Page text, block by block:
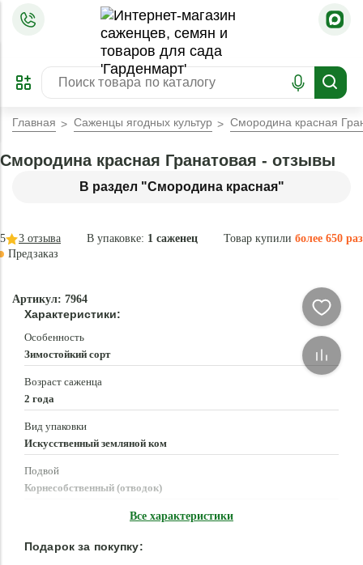
ПРЕДЗАКАЗ
ЗАБРОНИРОВАТЬ
ЛУЧШЕЕ
Главная Саженцы ягодных культур Смородина красная
В раздел "Смородина красная"
Смородина красная Гранатовая - отзывы
В упаковке: 1 саженец Товар купили более 650 раз
5 3 отзыва
Предзаказ
Артикул: 7964
Характеристики:
Особенность
Зимостойкий сорт
Возраст саженца
2 года
Вид упаковки
Искусственный земляной ком
Подвой
Корнесобственный (отводок)
Все характеристики
Подарок за покупку: